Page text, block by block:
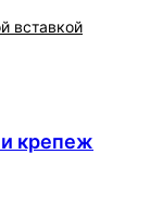
вставкой
крепеж